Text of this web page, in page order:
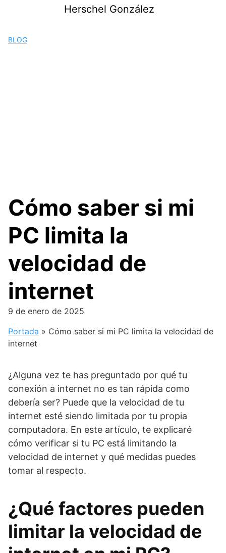
Herschel González
BLOG
Cómo saber si mi
PC limita la
velocidad de
internet
9 de enero de 2025
Portada » Cómo saber si mi PC limita la velocidad de
internet
¿Alguna vez te has preguntado por qué tu
conexión a internet no es tan rápida como
debería ser? Puede que la velocidad de tu
internet esté siendo limitada por tu propia
computadora. En este artículo, te explicaré
cómo verificar si tu PC está limitando la
velocidad de internet y qué medidas puedes
tomar al respecto.
¿Qué factores pueden
limitar la velocidad de